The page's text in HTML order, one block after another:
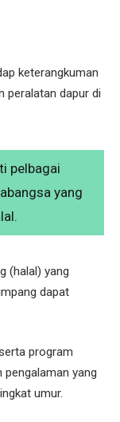
keterangkuman
peralatan dapur di
pelbagai
yang
(halal) yang
dapat
program
yang
umur.